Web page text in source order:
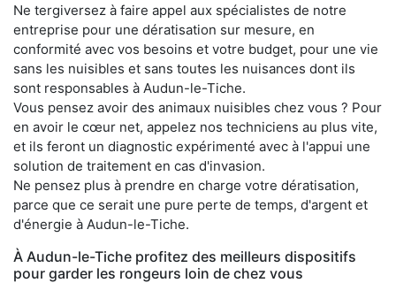
Ne tergiversez à faire appel aux spécialistes de notre
entreprise pour une dératisation sur mesure, en
conformité avec vos besoins et votre budget, pour une vie
sans les nuisibles et sans toutes les nuisances dont ils
sont responsables à Audun-le-Tiche.
Vous pensez avoir des animaux nuisibles chez vous ? Pour
en avoir le cœur net, appelez nos techniciens au plus vite,
et ils feront un diagnostic expérimenté avec à l'appui une
solution de traitement en cas d'invasion.
Ne pensez plus à prendre en charge votre dératisation,
parce que ce serait une pure perte de temps, d'argent et
d'énergie à Audun-le-Tiche.
À Audun-le-Tiche profitez des meilleurs dispositifs
pour garder les rongeurs loin de chez vous